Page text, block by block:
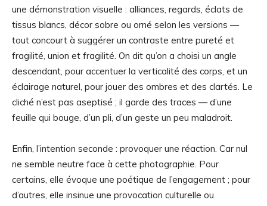
une démonstration visuelle : alliances, regards, éclats de
tissus blancs, décor sobre ou orné selon les versions —
tout concourt à suggérer un contraste entre pureté et
fragilité, union et fragilité. On dit qu’on a choisi un angle
descendant, pour accentuer la verticalité des corps, et un
éclairage naturel, pour jouer des ombres et des clartés. Le
cliché n’est pas aseptisé ; il garde des traces — d’une
feuille qui bouge, d’un pli, d’un geste un peu maladroit.
Enfin, l’intention seconde : provoquer une réaction. Car nul
ne semble neutre face à cette photographie. Pour
certains, elle évoque une poétique de l’engagement ; pour
d’autres, elle insinue une provocation culturelle ou